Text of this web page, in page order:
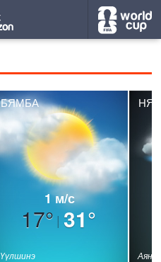
БЯМБА
17° | 31°
1 м/с
Үүлшинэ